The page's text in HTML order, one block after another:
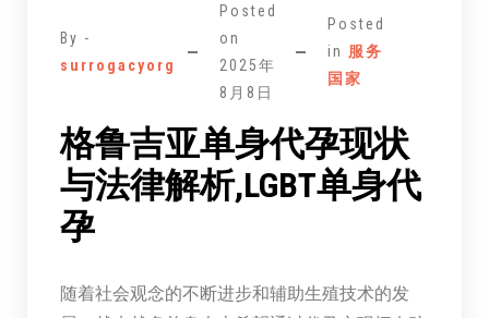
By -
surrogacyorg
Posted
on
2025年
8月8日
Posted
in 服务
国家
格鲁吉亚单身代孕现状
与法律解析,LGBT单身代
孕
随着社会观念的不断进步和辅助生殖技术的发